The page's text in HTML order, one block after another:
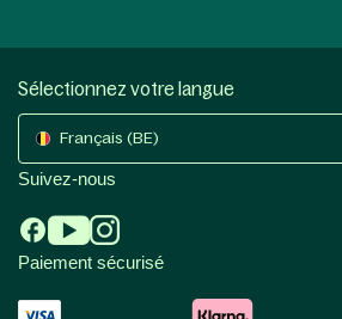
Sélectionnez votre langue
Français (BE)
Suivez-nous
Paiement sécurisé